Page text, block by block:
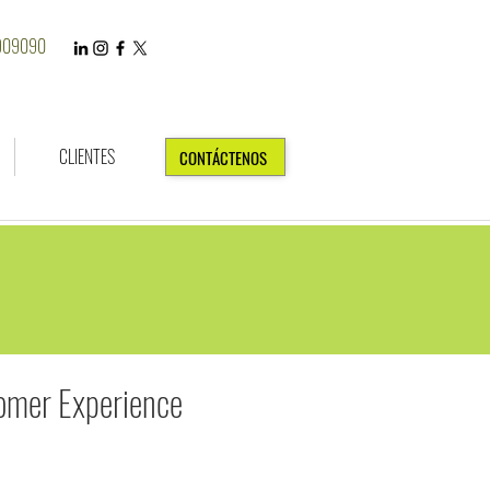
CLIENTES CONTÁCTENOS
Experience